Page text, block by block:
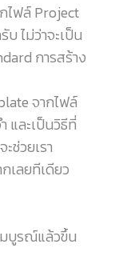
ไฟล์ Project
ไม่ว่าจะเป็น
การสร้าง
จากไฟล์
และเป็นวิธีที่
ช่วยเรา
เลยทีเดียว
มบูรณ์แล้วขึ้น